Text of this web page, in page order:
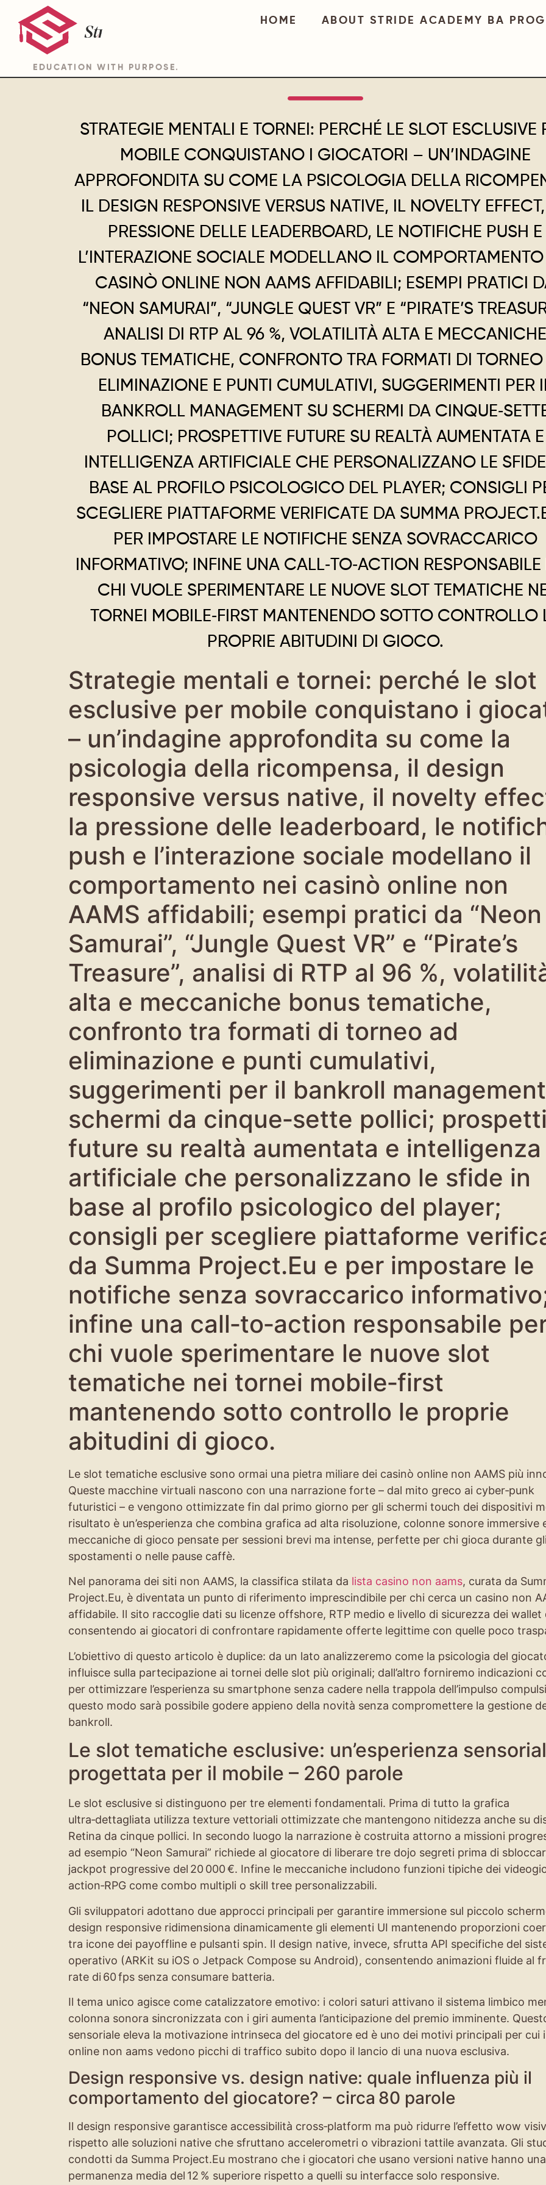
EDUCATION WITH PURPOSE.
HOME ABOUT STRIDE ACADEMY BA
STRATEGIE MENTALI E TORNEI: PERCHÉ LE SLOT ESCLUSIVE
MOBILE CONQUISTANO I GIOCATORI – UN’INDAGINE
APPROFONDITA SU COME LA PSICOLOGIA DELLA
IL DESIGN RESPONSIVE VERSUS NATIVE, IL NOVELTY
PRESSIONE DELLE LEADERBOARD, LE NOTIFICHE PUSH E
L’INTERAZIONE SOCIALE MODELLANO IL COMPORTAMENTO
CASINÒ ONLINE NON AAMS AFFIDABILI; ESEMPI PRATICI
“NEON SAMURAI”, “JUNGLE QUEST VR” E “PIRATE’S
ANALISI DI RTP AL 96 %, VOLATILITÀ ALTA E MECCANICHE
BONUS TEMATICHE, CONFRONTO TRA FORMATI DI
ELIMINAZIONE E PUNTI CUMULATIVI, SUGGERIMENTI PER
BANKROLL MANAGEMENT SU SCHERMI DA
POLLICI; PROSPETTIVE FUTURE SU REALTÀ AUMENTATA E
INTELLIGENZA ARTIFICIALE CHE PERSONALIZZANO LE
BASE AL PROFILO PSICOLOGICO DEL PLAYER; CONSIGLI
SCEGLIERE PIATTAFORME VERIFICATE DA SUMMA
PER IMPOSTARE LE NOTIFICHE SENZA SOVRACCARICO
INFORMATIVO; INFINE UNA CALL‑TO‑ACTION RESPONSABILE
CHI VUOLE SPERIMENTARE LE NUOVE SLOT TEMATICHE
TORNEI MOBILE‑FIRST MANTENENDO SOTTO CONTROLLO
PROPRIE ABITUDINI DI GIOCO.
Strategie mentali e tornei: perché le slot
esclusive per mobile conquistano i
– un’indagine approfondita su come la
psicologia della ricompensa, il design
responsive versus native, il novelty
la pressione delle leaderboard, le
push e l’interazione sociale modellano il
comportamento nei casinò online non
AAMS affidabili; esempi pratici da “Neon
Samurai”, “Jungle Quest VR” e “Pirate’s
Treasure”, analisi di RTP al 96 %,
alta e meccaniche bonus tematiche,
confronto tra formati di torneo ad
eliminazione e punti cumulativi,
suggerimenti per il bankroll
schermi da cinque‑sette pollici;
future su realtà aumentata e intelligenza
artificiale che personalizzano le sfide in
base al profilo psicologico del player;
consigli per scegliere piattaforme
da Summa Project.Eu e per impostare le
notifiche senza sovraccarico
infine una call‑to‑action responsabile
chi vuole sperimentare le nuove slot
tematiche nei tornei mobile‑first
mantenendo sotto controllo le proprie
abitudini di gioco.
Le slot tematiche esclusive sono ormai una pietra miliare dei casinò online non AAMS più
Queste macchine virtuali nascono con una narrazione forte – dal mito greco ai cyber‑punk
futuristici – e vengono ottimizzate fin dal primo giorno per gli schermi touch dei dispositivi
risultato è un’esperienza che combina grafica ad alta risoluzione, colonne sonore immersive
meccaniche di gioco pensate per sessioni brevi ma intense, perfette per chi gioca durante gli
spostamenti o nelle pause caffè.
Nel panorama dei siti non AAMS, la classifica stilata da lista casino non aams, curata da
Project.Eu, è diventata un punto di riferimento imprescindibile per chi cerca un casino non
affidabile. Il sito raccoglie dati su licenze offshore, RTP medio e livello di sicurezza dei wallet
consentendo ai giocatori di confrontare rapidamente offerte legittime con quelle poco
L’obiettivo di questo articolo è duplice: da un lato analizzeremo come la psicologia del
influisce sulla partecipazione ai tornei delle slot più originali; dall’altro forniremo indicazioni
per ottimizzare l’esperienza su smartphone senza cadere nella trappola dell’impulso
questo modo sarà possibile godere appieno della novità senza compromettere la gestione
bankroll.
Le slot tematiche esclusive: un’esperienza
progettata per il mobile – 260 parole
Le slot esclusive si distinguono per tre elementi fondamentali. Prima di tutto la grafica
ultra‑dettagliata utilizza texture vettoriali ottimizzate che mantengono nitidezza anche su
Retina da cinque pollici. In secondo luogo la narrazione è costruita attorno a missioni
ad esempio “Neon Samurai” richiede al giocatore di liberare tre dojo segreti prima di
jackpot progressive del 20 000 €. Infine le meccaniche includono funzioni tipiche dei
action‑RPG come combo multipli o skill tree personalizzabili.
Gli sviluppatori adottano due approcci principali per garantire immersione sul piccolo
design responsive ridimensiona dinamicamente gli elementi UI mantenendo proporzioni
tra icone dei payoffline e pulsanti spin. Il design native, invece, sfrutta API specifiche del
operativo (ARKit su iOS o Jetpack Compose su Android), consentendo animazioni fluide al
rate di 60 fps senza consumare batteria.
Il tema unico agisce come catalizzatore emotivo: i colori saturi attivano il sistema limbico
colonna sonora sincronizzata con i giri aumenta l’anticipazione del premio imminente.
sensoriale eleva la motivazione intrinseca del giocatore ed è uno dei motivi principali per cui
online non aams vedono picchi di traffico subito dopo il lancio di una nuova esclusiva.
Design responsive vs. design native: quale influenza più il
comportamento del giocatore? – circa 80 parole
Il design responsive garantisce accessibilità cross‑platform ma può ridurre l’effetto wow
rispetto alle soluzioni native che sfruttano accelerometri o vibrazioni tattile avanzata. Gli
condotti da Summa Project.Eu mostrano che i giocatori che usano versioni native hanno una
permanenza media del 12 % superiore rispetto a quelli su interfacce solo responsive.